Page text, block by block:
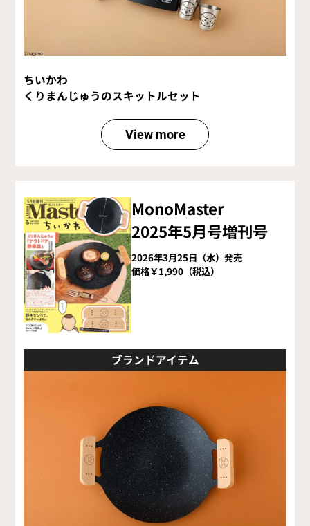
ちいかわ
くりまんじゅうのスキットルセット
View more
MonoMaster
2025年5月号増刊号
2026年3月25日（水）発売
価格￥1,990（税込）
ブランドアイテム